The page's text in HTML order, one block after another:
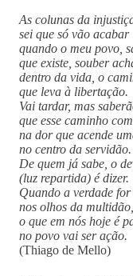
As colunas da
sei que só vão acabar
quando o meu povo,
que existe, souber
dentro da vida, o
que leva à libertação.
Vai tardar, mas
que esse caminho
na dor que acende
no centro da servidão.
De quem já sabe, o
(luz repartida) é dizer.
Quando a verdade
nos olhos da multidão,
o que em nós hoje é
no povo vai ser ação.
(Thiago de Mello)